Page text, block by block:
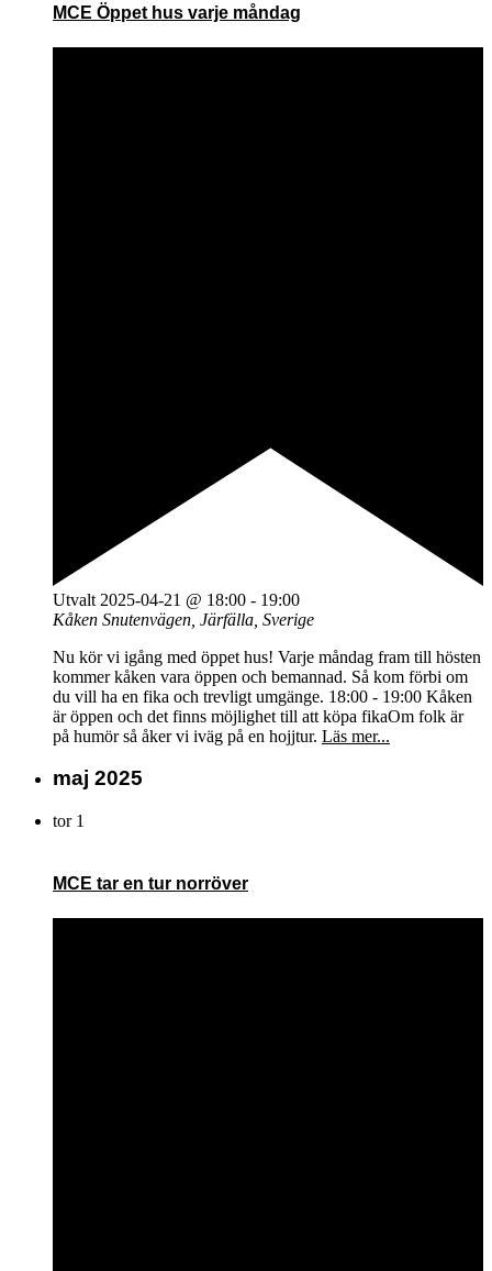
MCE Öppet hus varje måndag
Utvalt 2025-04-21 @ 18:00 - 19:00
Kåken Snutenvägen, Järfälla, Sverige
Nu kör vi igång med öppet hus! Varje måndag fram till hösten
kommer kåken vara öppen och bemannad. Så kom förbi om
du vill ha en fika och trevligt umgänge. 18:00 - 19:00 Kåken
är öppen och det finns möjlighet till att köpa fikaOm folk är
på humör så åker vi iväg på en hojjtur. Läs mer...
maj 2025
tor 1
MCE tar en tur norröver